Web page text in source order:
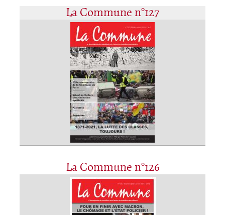
La Commune n°127
La Commune n°126